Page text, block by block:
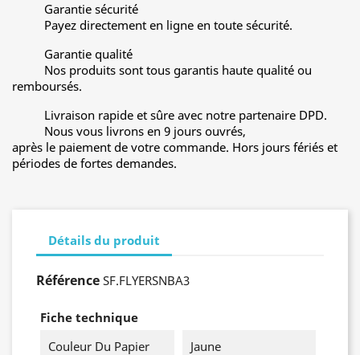
Garantie sécurité
Payez directement en ligne en toute sécurité.
Garantie qualité
Nos produits sont tous garantis haute qualité ou
remboursés.
Livraison rapide et sûre avec notre partenaire DPD.
Nous vous livrons en 9 jours ouvrés,
après le paiement de votre commande. Hors jours fériés et
périodes de fortes demandes.
Détails du produit
Référence SF.FLYERSNBA3
Fiche technique
Couleur Du Papier
Jaune